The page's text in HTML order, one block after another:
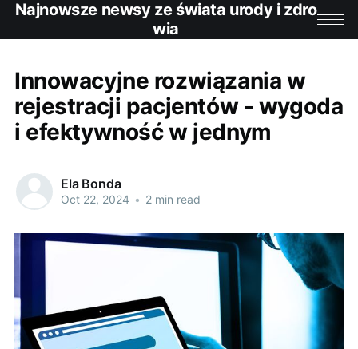
Najnowsze newsy ze świata urody i zdro
wia
Innowacyjne rozwiązania w
rejestracji pacjentów - wygoda
i efektywność w jednym
Ela Bonda
Oct 22, 2024 • 2 min read